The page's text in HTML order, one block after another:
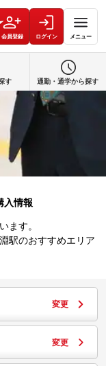
会員登録 ログイン メニュー
入情報
ます。
駅のおすすめエリア
変更
変更
す 通勤・通学から探す